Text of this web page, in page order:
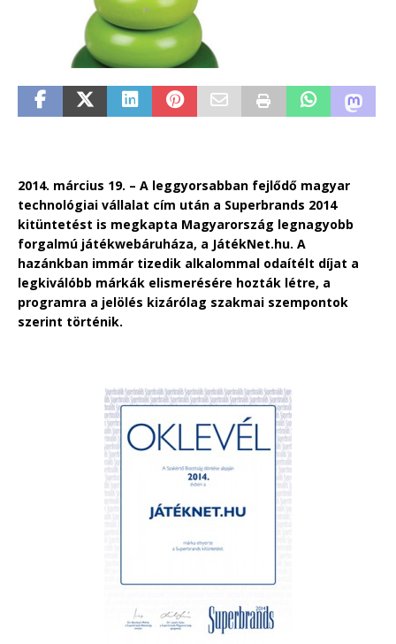
2014. március 19. – A leggyorsabban fejlődő magyar
technológiai vállalat cím után a Superbrands 2014
kitüntetést is megkapta Magyarország legnagyobb
forgalmú játékwebáruháza, a JátékNet.hu. A
hazánkban immár tizedik alkalommal odaítélt díjat a
legkiválóbb márkák elismerésére hozták létre, a
programra a jelölés kizárólag szakmai szempontok
szerint történik.